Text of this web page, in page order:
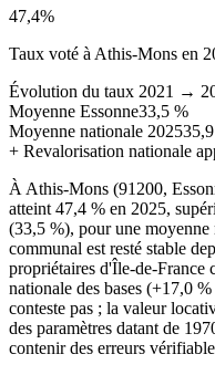
47,4%
Taux voté à Athis-Mons en
Évolution du taux 2021 →
Moyenne Essonne33,5 %
Moyenne nationale 2025
+ Revalorisation nationale
À Athis-Mons (91200,
atteint 47,4 % en 2025,
(33,5 %), pour une
communal est resté stable
propriétaires d'Île-de-France
nationale des bases (+17,0
conteste pas ; la valeur
des paramètres datant de
contenir des erreurs